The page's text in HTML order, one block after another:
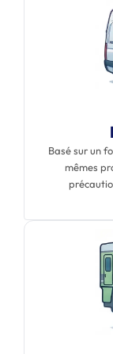
Basé sur un
mêmes